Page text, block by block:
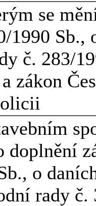
se
1990 Sb.,
č. 283/
zákon
doplnění
o
rady č.